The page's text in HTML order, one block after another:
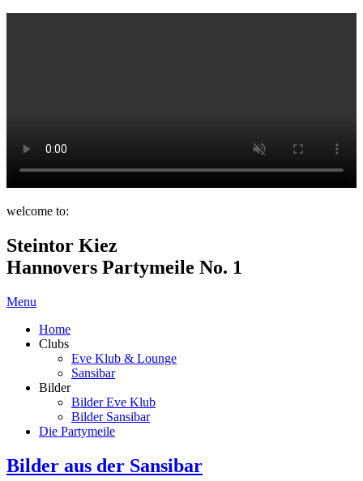
welcome to:
Steintor Kiez
Hannovers Partymeile No. 1
Menu
Home
Clubs
Eve Klub & Lounge
Sansibar
Bilder
Bilder Eve Klub
Bilder Sansibar
Die Partymeile
Bilder aus der Sansibar